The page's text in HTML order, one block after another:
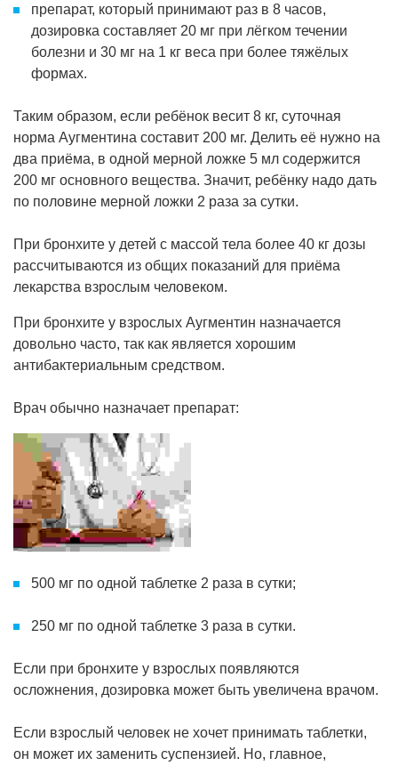
препарат, который принимают раз в 8 часов,
дозировка составляет 20 мг при лёгком течении
болезни и 30 мг на 1 кг веса при более тяжёлых
формах.
Таким образом, если ребёнок весит 8 кг, суточная
норма Аугментина составит 200 мг. Делить её нужно на
два приёма, в одной мерной ложке 5 мл содержится
200 мг основного вещества. Значит, ребёнку надо дать
по половине мерной ложки 2 раза за сутки.
При бронхите у детей с массой тела более 40 кг дозы
рассчитываются из общих показаний для приёма
лекарства взрослым человеком.
При бронхите у взрослых Аугментин назначается
довольно часто, так как является хорошим
антибактериальным средством.
Врач обычно назначает препарат:
500 мг по одной таблетке 2 раза в сутки;
250 мг по одной таблетке 3 раза в сутки.
Если при бронхите у взрослых появляются
осложнения, дозировка может быть увеличена врачом.
Если взрослый человек не хочет принимать таблетки,
он может их заменить суспензией. Но, главное,